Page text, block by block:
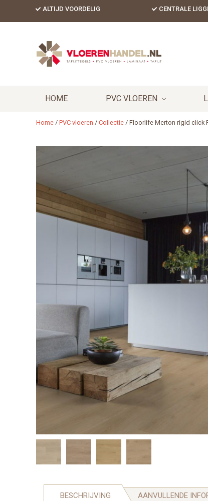
ALTIJD VOORDELIG CENTRALE
HOME PVC VLOEREN
Home / PVC vloeren / Collectie / Floorlife Merton rigid click
BESCHRIJVING AANVULLENDE